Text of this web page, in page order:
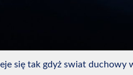
się tak gdyż swiat duchowy